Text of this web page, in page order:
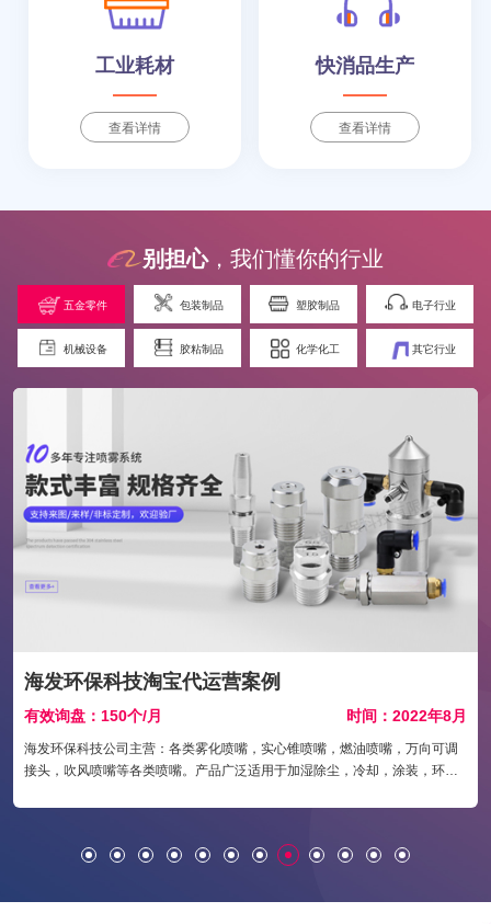
工业耗材
查看详情
快消品生产
查看详情
别担心，我们懂你的行业
五金零件 包装制品 塑胶制品 电子行业
机械设备 胶粘制品 化学化工 其它行业
海发环保科技淘宝代运营案例
有效询盘：150个/月 时间：2022年8月
海发环保科技公司主营：各类雾化喷嘴，实心锥喷嘴，燃油喷嘴，万向可调
接头，吹风喷嘴等各类喷嘴。产品广泛适用于加湿除尘，冷却，涂装，环
企业生命、一直是海发的经营理念。 诚信经营、用户至上、质量为本的经营